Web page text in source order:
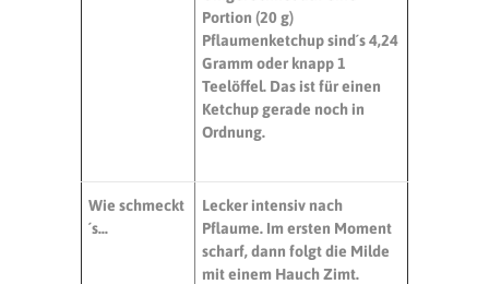
Portion (20 g)
Pflaumenketchup sind´s4,24
Gramm oder knapp 1
Teelöffel. Das ist für einen
Ketchup gerade noch in
Ordnung.
Wie schmeckt
´s…
Lecker intensiv nach
Pflaume. Im ersten Moment
scharf, dann folgt die Milde
mit einem Hauch Zimt.